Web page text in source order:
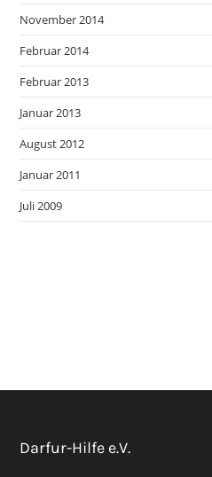
November 2014
Februar 2014
Februar 2013
Januar 2013
August 2012
Januar 2011
Juli 2009
Darfur-Hilfe e.V.